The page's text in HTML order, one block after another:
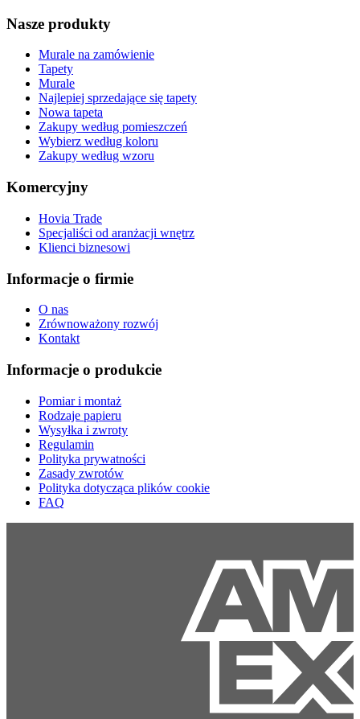
Nasze produkty
Murale na zamówienie
Tapety
Murale
Najlepiej sprzedające się tapety
Nowa tapeta
Zakupy według pomieszczeń
Wybierz według koloru
Zakupy według wzoru
Komercyjny
Hovia Trade
Specjaliści od aranżacji wnętrz
Klienci biznesowi
Informacje o firmie
O nas
Zrównoważony rozwój
Kontakt
Informacje o produkcie
Pomiar i montaż
Rodzaje papieru
Wysyłka i zwroty
Regulamin
Polityka prywatności
Zasady zwrotów
Polityka dotycząca plików cookie
FAQ